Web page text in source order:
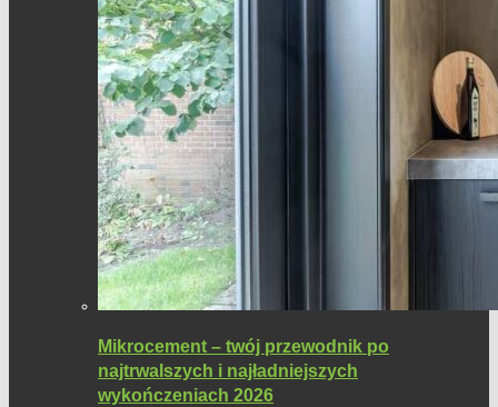
Mikrocement – twój przewodnik po
najtrwalszych i najładniejszych
wykończeniach 2026